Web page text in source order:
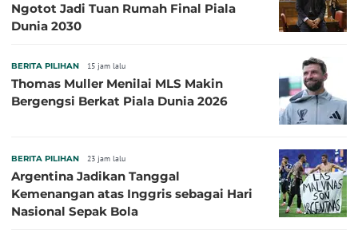
Ngotot Jadi Tuan Rumah Final Piala
Dunia 2030
BERITA PILIHAN 15 jam lalu
Thomas Muller Menilai MLS Makin
Bergengsi Berkat Piala Dunia 2026
BERITA PILIHAN 23 jam lalu
Argentina Jadikan Tanggal
Kemenangan atas Inggris sebagai Hari
Nasional Sepak Bola